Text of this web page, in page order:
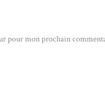
pour mon prochain